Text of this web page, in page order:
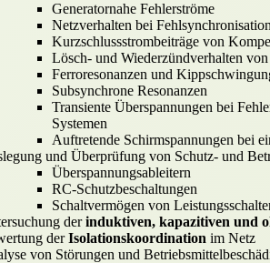
Generatornahe Fehlerströme
Netzverhalten bei Fehlsynchronisation
Kurzschlussstrombeiträge von
Lösch- und Wiederzündverhalten
Ferroresonanzen und
Subsynchrone Resonanzen
Transiente Überspannungen bei
Systemen
Auftretende Schirmspannungen bei
und Überprüfung von Schutz- und
Überspannungsableitern
RC-Schutzbeschaltungen
Schaltvermögen von
derinduktiven, kapazitiven und
derIsolationskoordination im Netz
von Störungen und